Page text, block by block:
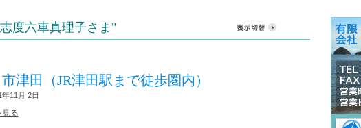
度六車真理子さま"
津田（JR津田駅まで徒歩圏内）
11月 2日
る